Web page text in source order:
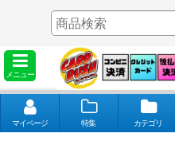
メニュー
マイページ 特集 カテゴリ